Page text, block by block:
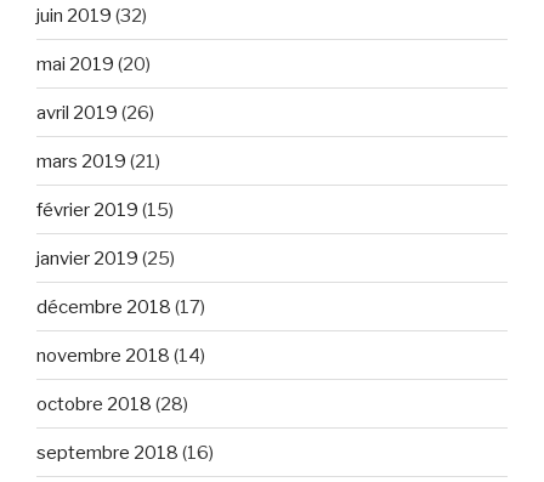
juin 2019 (32)
mai 2019 (20)
avril 2019 (26)
mars 2019 (21)
février 2019 (15)
janvier 2019 (25)
décembre 2018 (17)
novembre 2018 (14)
octobre 2018 (28)
septembre 2018 (16)